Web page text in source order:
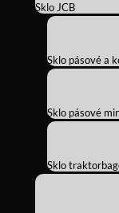
Sklo JCB
Sklo pásové a
Sklo pásové
Sklo